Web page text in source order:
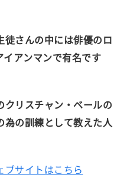
さんの中には俳優のロ
アンマンで有名です
クリスチャン・ベールの
為の訓練として教えた人
ブサイトはこちら